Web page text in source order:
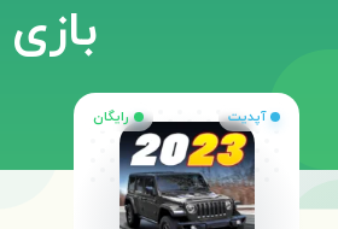
بازی Traffic Tour : Car Racer Game مود جدید
آپدیت رایگان